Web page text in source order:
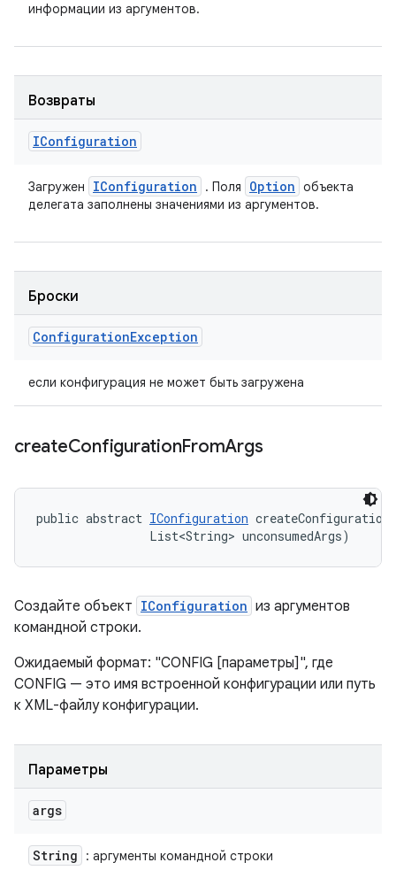
информации из аргументов.
Возвраты
IConfiguration
Загружен IConfiguration . Поля Option объекта
делегата заполнены значениями из аргументов.
Броски
ConfigurationException
если конфигурация не может быть загружена
createConfigurationFromArgs
public abstract IConfiguration
                List<String> unconsumedArgs)
Создайте объект IConfiguration из аргументов
командной строки.
Ожидаемый формат: "CONFIG [параметры]", где
CONFIG — это имя встроенной конфигурации или путь
к XML-файлу конфигурации.
Параметры
args
String : аргументы командной строки